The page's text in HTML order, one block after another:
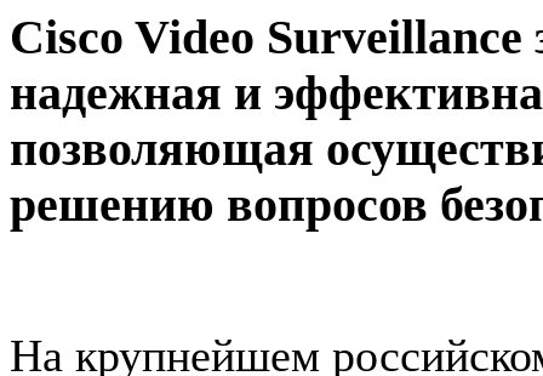
Cisco Video Surveillance
надежная и
позволяющая
решению вопросов
На крупнейшем